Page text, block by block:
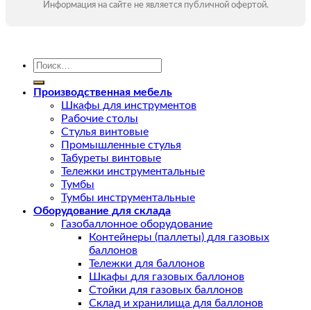
Информация на сайте не является публичной офертой.
Искать:
Производственная мебель
Шкафы для инструментов
Рабочие столы
Стулья винтовые
Промышленные стулья
Табуреты винтовые
Тележки инструментальные
Тумбы
Тумбы инструментальные
Оборудование для склада
Газобаллонное оборудование
Контейнеры (паллеты) для газовых
баллонов
Тележки для баллонов
Шкафы для газовых баллонов
Стойки для газовых баллонов
Склад и хранилища для баллонов